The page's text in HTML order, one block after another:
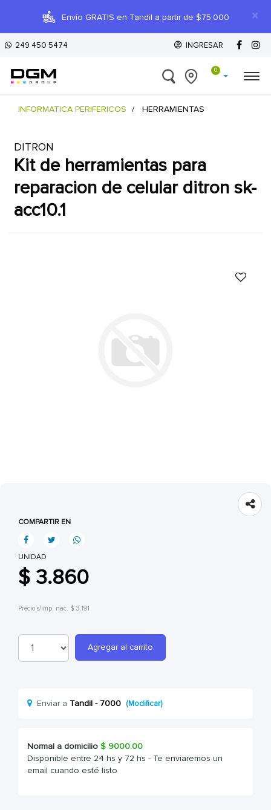
×
Envío GRATIS en Tandil a partir de $75.000
249 450 5474 INGRESAR
0
INFORMATICA PERIFERICOS HERRAMIENTAS
DITRON
kit de herramientas para
reparacion de celular ditron sk-
acc10.1
COMPARTIR EN
UNIDAD
$ 3.860
Precio s/imp. nac. $ 3.191
Agregar al carrito
Enviar a Tandil - 7000 (Modificar)
Normal a domicilio $ 9000.00
Disponible entre 24 hs y 72 hs - Te enviaremos un
email cuando esté listo